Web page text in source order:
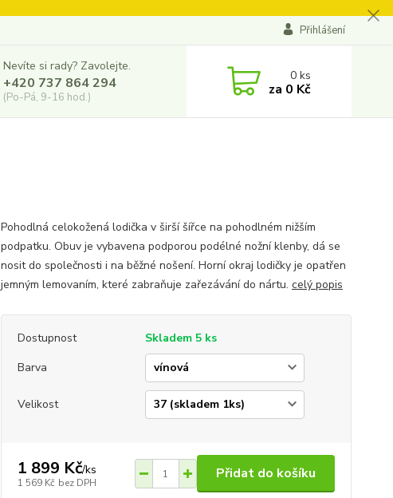
Přihlášení
Nevíte si rady? Zavolejte.
+420 737 864 294
(Po-Pá, 9-16 hod.)
0ks
za 0 Kč
Pohodlná celokožená lodička v širší šířce na pohodlném nižším
podpatku. Obuv je vybavena podporou podélné nožní klenby, dá se
nosit do společnosti i na běžné nošení. Horní okraj lodičky je opatřen
jemným lemovaním, které zabraňuje zařezávání do nártu. celý popis
Dostupnost
Skladem 5 ks
Barva
Velikost
1 899 Kč/ks
1 569 Kč bez DPH
Přidat do košíku